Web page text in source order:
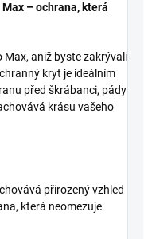
– ochrana, která
Max, aniž byste zakrývali
kryt je ideálním
před škrábanci, pády
krásu vašeho
přirozený vzhled
která neomezuje